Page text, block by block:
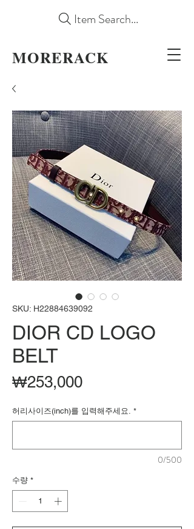
MORERACK
Item Search...
SKU: H22884639092
DIOR CD LOGO
BELT
₩253,000가
허리사이즈(inch)를 입력해주세요. *
0/500
수량 *